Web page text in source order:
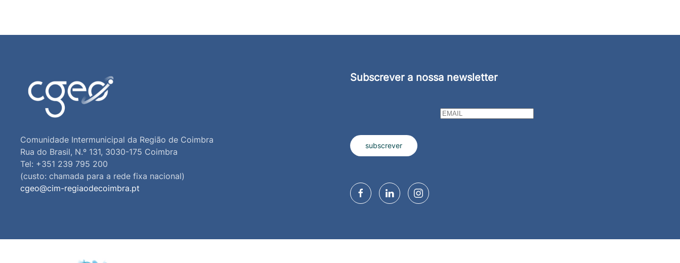
Comunidade Intermunicipal da Região de Coimbra
Rua do Brasil, N.º 131, 3030-175 Coimbra
Tel: +351 239 795 200
(custo: chamada para a rede fixa nacional)
cgeo@cim-regiaodecoimbra.pt
Subscrever a nossa newsletter
subscrever